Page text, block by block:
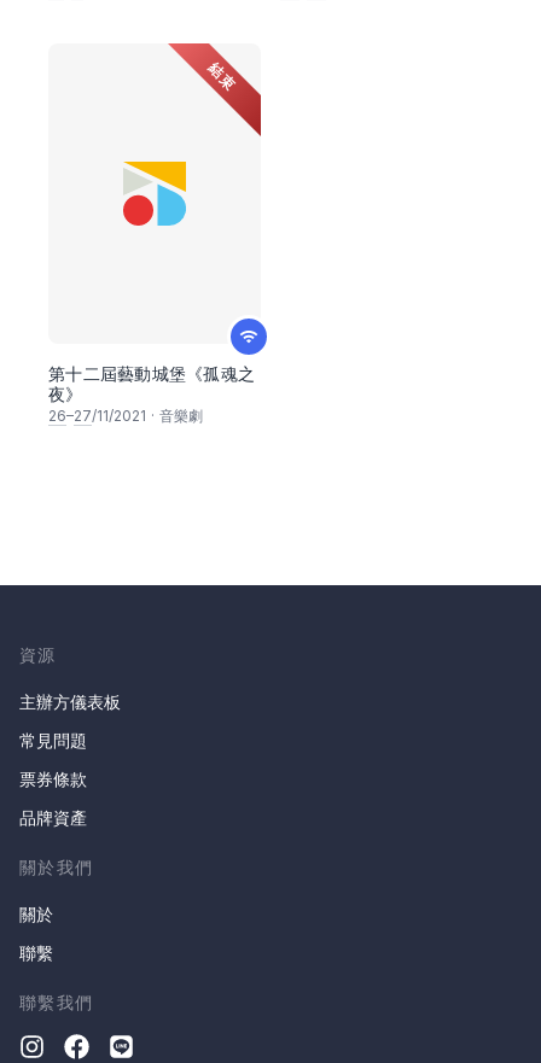
結束
第十二屆藝動城堡《孤魂之
夜》
26–27/11/2021 · 音樂劇
資源
主辦方儀表板
常見問題
票券條款
品牌資產
關於我們
關於
聯繫
聯繫我們